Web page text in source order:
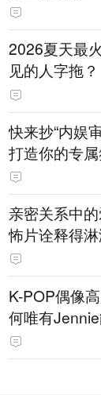
2026夏天最
见的人字拖？
快来抄“内娱
打造你的专
亲密关系中
怖片诠释得
K-POP偶像
何唯有